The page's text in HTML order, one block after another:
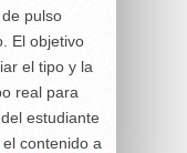
pulso
El objetivo
el tipo y la
real para
estudiante
contenido a